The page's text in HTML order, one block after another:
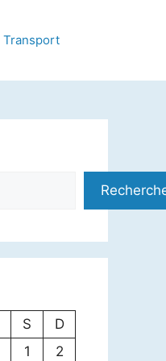
Transport
S
D
1
2